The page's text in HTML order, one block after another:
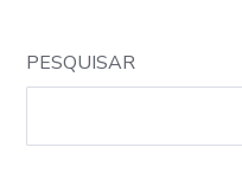
PESQUISAR